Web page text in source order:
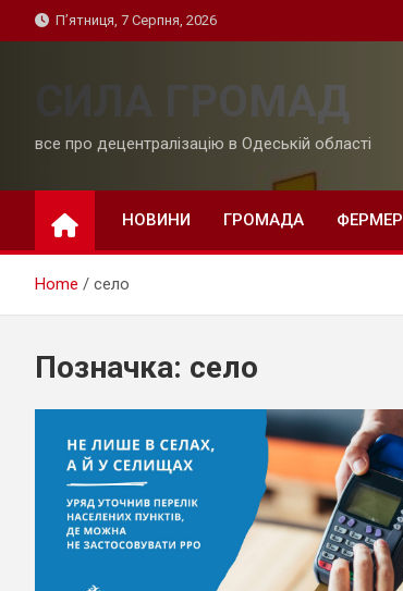
to
П’ятниця, 7 Серпня, 2026
СИЛА ГРОМАД
все про децентралізацію в Одеській області
НОВИНИ ГРОМАДА ФЕРМЕР
Home село
Позначка: село